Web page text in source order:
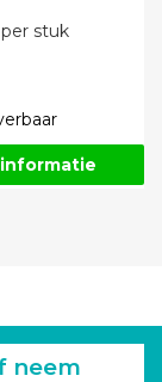
per stuk
neem